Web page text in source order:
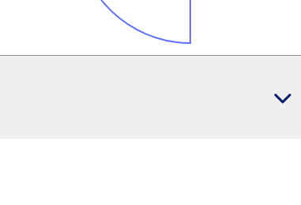
Technisch-Commercieel
voor